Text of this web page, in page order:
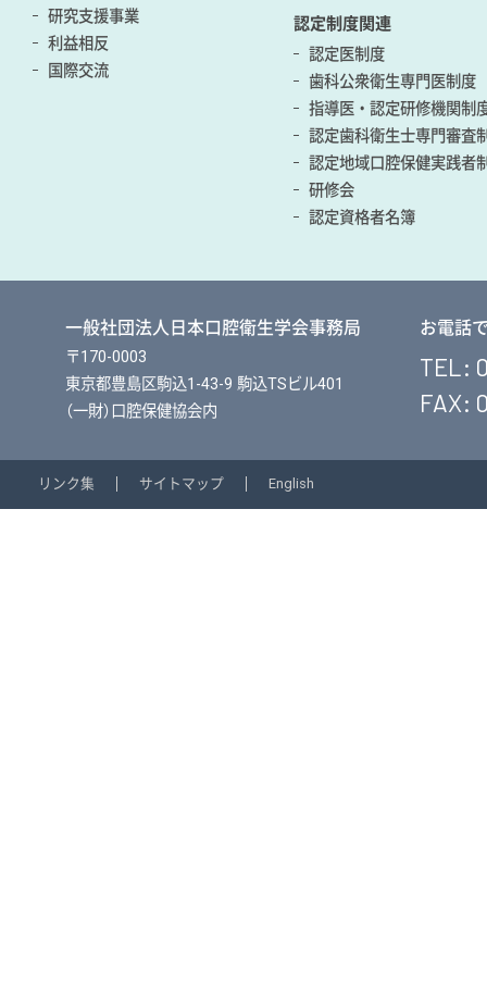
研究支援事業
利益相反
国際交流
認定制度関連
認定医制度
歯科公衆衛生専門医制度
指導医・認定研修機関制
認定歯科衛生士専門審査
認定地域口腔保健実践者
研修会
認定資格者名簿
一般社団法人日本口腔衛生学会事務局
〒170-0003
東京都豊島区駒込1-43-9 駒込TSビル401
（一財）口腔保健協会内
お電話
TEL:
FAX:
リンク集 サイトマップ English